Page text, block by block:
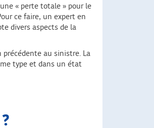
« perte totale » pour le
ce faire, un expert en
divers aspects de la
au sinistre. La
type et dans un état